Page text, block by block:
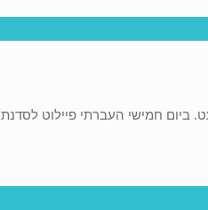
ביום חמישי העברתי פיילוט לסדנת